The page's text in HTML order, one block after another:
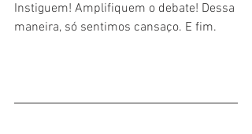
Instiguem! Amplifiquem o debate! Dessa
maneira, só sentimos cansaço. E fim.